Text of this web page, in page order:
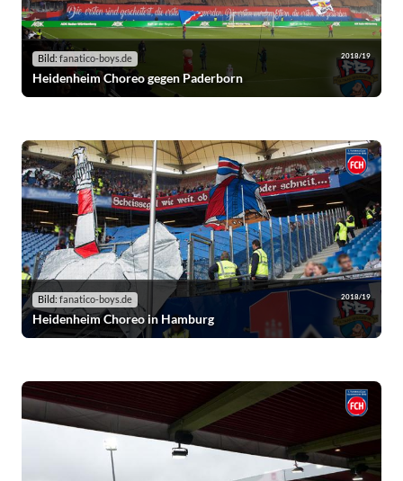
Bild: fanatico-boys.de 2018/19
Heidenheim Choreo gegen Paderborn
Bild: fanatico-boys.de 2018/19
Heidenheim Choreo in Hamburg